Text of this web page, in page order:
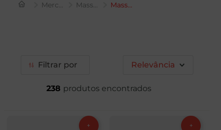
Mercearia Massas e Sopas Massa Grano Duro
Filtrar Relevância
238